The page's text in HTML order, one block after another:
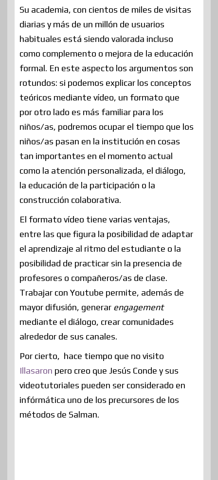
Su academia, con cientos de miles de visitas
diarias y más de un millón de usuarios
habituales está siendo valorada incluso
como complemento o mejora de la educación
formal. En este aspecto los argumentos son
rotundos: si podemos explicar los conceptos
teóricos mediante vídeo, un formato que
por otro lado es más familiar para los
niños/as, podremos ocupar el tiempo que los
niños/as pasan en la institución en cosas
tan importantes en el momento actual
como la atención personalizada, el diálogo,
la educación de la participación o la
construcción colaborativa.
El formato vídeo tiene varias ventajas,
entre las que figura la posibilidad de adaptar
el aprendizaje al ritmo del estudiante o la
posibilidad de practicar sin la presencia de
profesores o compañeros/as de clase.
Trabajar con Youtube permite, además de
mayor difusión, generar engagement
mediante el diálogo, crear comunidades
alrededor de sus canales.
Por cierto, hace tiempo que no visito
Illasaron pero creo que Jesús Conde y sus
videotutoriales pueden ser considerado en
infórmática uno de los precursores de los
métodos de Salman.